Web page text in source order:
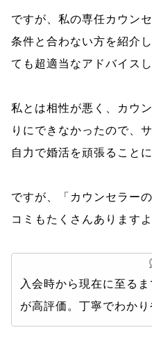
ですが、私の専任カウン
条件と合わない方を紹介
ても超適当なアドバイス
私とは相性が悪く、カウ
りにできなかったので、
自力で婚活を頑張ること
ですが、「カウンセラー
コミもたくさんあります
入会時から現在に至る
が高評価。丁寧でわか